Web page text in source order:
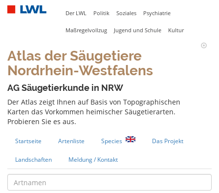
Der LWL Politik Soziales Psychiatrie
Maßregelvollzug Jugend und Schule Kultur
Atlas der Säugetiere
Nordrhein-Westfalens
AG Säugetierkunde in NRW
Der Atlas zeigt Ihnen auf Basis von Topographischen
Karten das Vorkommen heimischer Säugetierarten.
Probieren Sie es aus.
Startseite Artenliste Species Das Projekt
Landschaften Meldung / Kontakt